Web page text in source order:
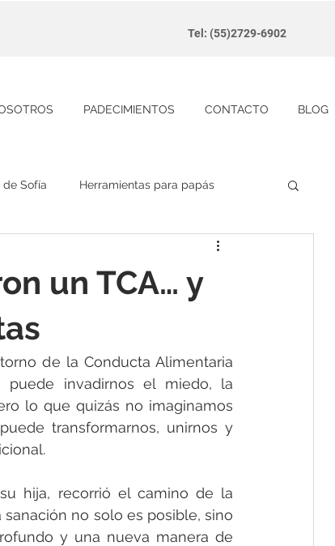
Tel: (55)2729-6902
PADECIMIENTOS CONTACTO BLOG
de Sofía Herramientas para papás
un TCA… y
de la Conducta Alimentaria
puede invadirnos el miedo, la
lo que quizás no imaginamos
transformarnos, unirnos y
hija, recorrió el camino de la
no solo es posible, sino
y una nueva manera de